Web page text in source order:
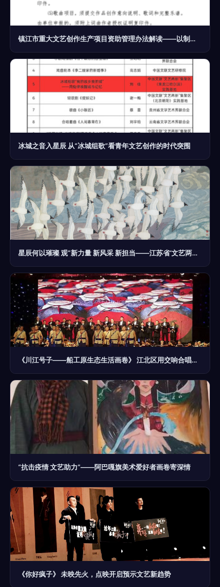
镇江市重大文艺创作生产项目资助管理办法解读——以制度化保障推动文艺创作高质量发展
冰城之音入星辰 从“冰城组歌”看青年文艺创作的时代突围
星辰何以璀璨 观“新力量 新风采 新担当——江苏省‘文艺两新’创作成果展”文艺创作风采
《川江号子——船工原生态生活画卷》 江北区用交响合唱重现巴渝先民的生命史诗
“抗击疫情 文艺助力”——阿巴嘎旗美术爱好者画卷寄深情
《你好疯子》 未映先火，点映开启预示文艺新趋势